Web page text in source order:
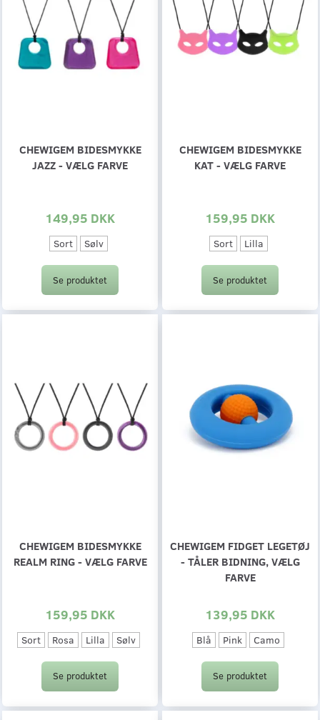
CHEWIGEM BIDESMYKKE
JAZZ - VÆLG FARVE
149,95 DKK
Sort Sølv
Se produktet
CHEWIGEM BIDESMYKKE
KAT - VÆLG FARVE
159,95 DKK
Sort Lilla
Se produktet
CHEWIGEM BIDESMYKKE
REALM RING - VÆLG FARVE
159,95 DKK
Sort Rosa Lilla Sølv
Se produktet
CHEWIGEM FIDGET LEGETØJ
- TÅLER BIDNING, VÆLG
FARVE
139,95 DKK
Blå Pink Camo
Se produktet